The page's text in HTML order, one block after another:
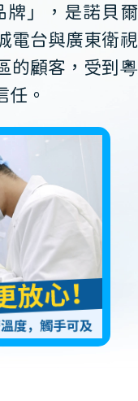
牌」，是諾貝爾
電台與廣東衛視
的顧客，受到粵
。